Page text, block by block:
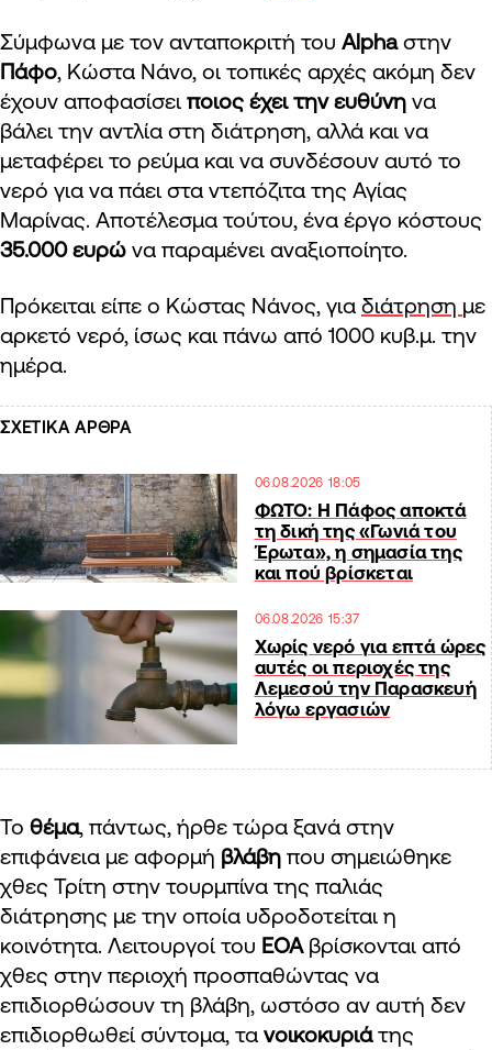
Σύμφωνα με τον ανταποκριτή του Alphaστην
Πάφο, Κώστα Νάνο, οι τοπικές αρχές ακόμη δεν
έχουν αποφασίσει ποιος έχει την ευθύνη να
βάλει την αντλία στη διάτρηση, αλλά και να
μεταφέρει το ρεύμα και να συνδέσουν αυτό το
νερό για να πάει στα ντεπόζιτα της Αγίας
Μαρίνας. Αποτέλεσμα τούτου, ένα έργο κόστους
35.000 ευρώ να παραμένει αναξιοποίητο.
Πρόκειται είπε ο Κώστας Νάνος, για διάτρηση με
αρκετό νερό, ίσως και πάνω από 1000 κυβ.μ. την
ημέρα.
ΣΧΕΤΙΚΑ ΑΡΘΡΑ
06.08.2026 18:05
ΦΩΤΟ: Η Πάφος αποκτά
τη δική της «Γωνιά του
Έρωτα», η σημασία της
και πού βρίσκεται
06.08.2026 15:37
Χωρίς νερό για επτά ώρες
αυτές οι περιοχές της
Λεμεσού την Παρασκευή
λόγω εργασιών
Το θέμα, πάντως, ήρθε τώρα ξανά στην
επιφάνεια με αφορμή βλάβη που σημειώθηκε
χθες Τρίτη στην τουρμπίνα της παλιάς
διάτρησης με την οποία υδροδοτείται η
κοινότητα. Λειτουργοί του ΕΟΑ βρίσκονται από
χθες στην περιοχή προσπαθώντας να
επιδιορθώσουν τη βλάβη, ωστόσο αν αυτή δεν
επιδιορθωθεί σύντομα, τα νοικοκυριάτης